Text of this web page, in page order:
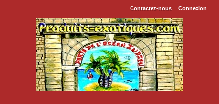
Connexion
Contactez-nous